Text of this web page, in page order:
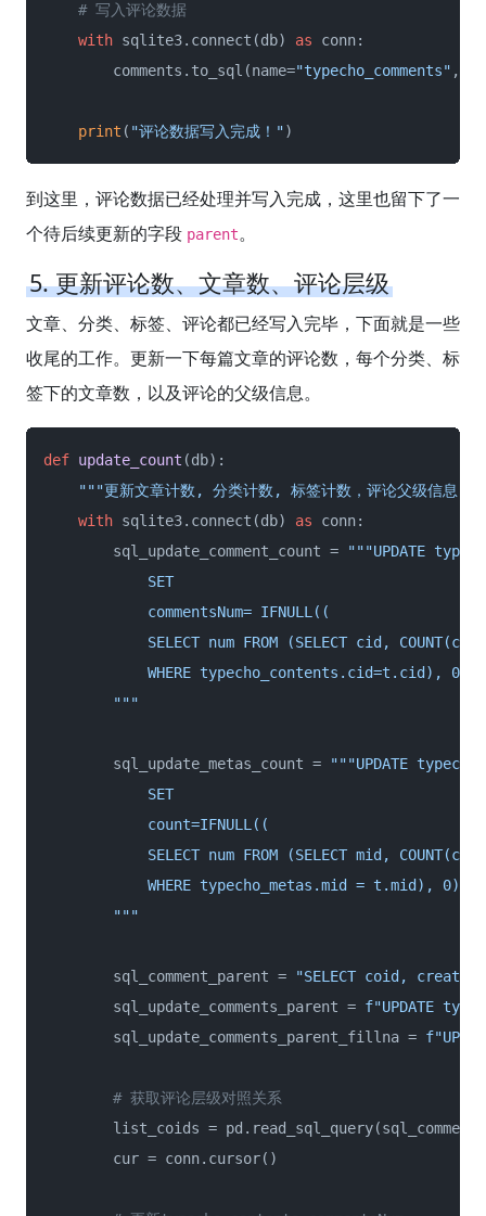
# 写入评论数据
with sqlite3.connect(db) as conn:
comments.to_sql(name="typecho_comments" ,
print ( "评论数据写入完成！")
到这里，评论数据已经处理并写入完成，这里也留下了一
个待后续更新的字段 parent。
5. 更新评论数、文章数、评论层级
文章、分类、标签、评论都已经写入完毕，下面就是一些
收尾的工作。更新一下每篇文章的评论数，每个分类、标
签下的文章数，以及评论的父级信息。
def update_count (db):
"""更新文章计数, 分类计数, 标签计数，评论父级信息"""
with sqlite3.connect(db) as conn:
sql_update_comment_count =
"""UPDATE
SET
commentsNum= IFNULL((
SELECT num FROM (SELECT cid, COUNT(coid)
WHERE typecho_contents.cid=t.cid), 0);
"""
sql_update_metas_count =
"""UPDATE
SET
count=IFNULL((
SELECT num FROM (SELECT mid, COUNT(cid)
WHERE typecho_metas.mid = t.mid), 0);
"""
sql_comment_parent =
"SELECT coid, created
sql_update_comments_parent = f"UPDATE
sql_update_comments_parent_fillna =
# 获取评论层级对照关系
list_coids =
cur = conn.cursor()